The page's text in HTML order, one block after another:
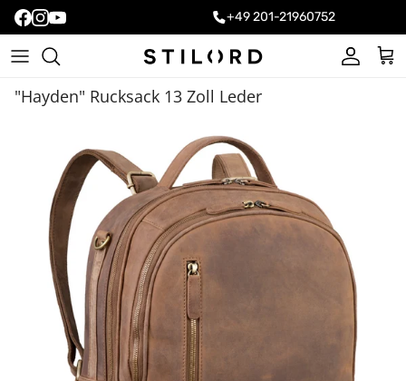
+49 201-21960752
Konto
"Hayden" Rucksack 13 Zoll Leder